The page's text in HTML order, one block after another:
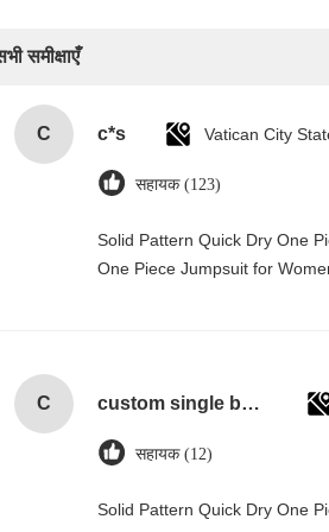
समीक्षाएँ
C c*s
सहायक (123)
Solid Pattern Quick Dry One
One Piece Jumpsuit for
C custom single bottle packaging paper wine gift glass bag 2 bottle black wine tote carry bags
सहायक (12)
Solid Pattern Quick Dry One